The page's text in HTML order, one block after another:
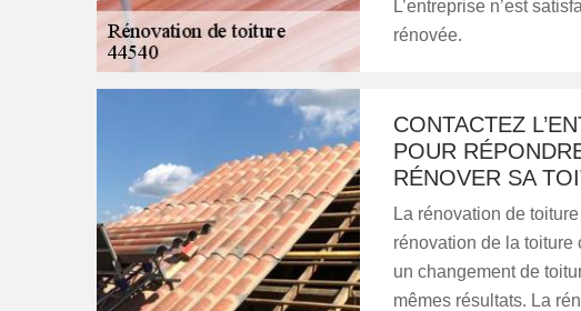
L’entreprise n’est
rénovée.
CONTACTEZ
POUR
RÉNOVER SA
La rénovation de
rénovation de la toiture
un changement de
mêmes résultats. La